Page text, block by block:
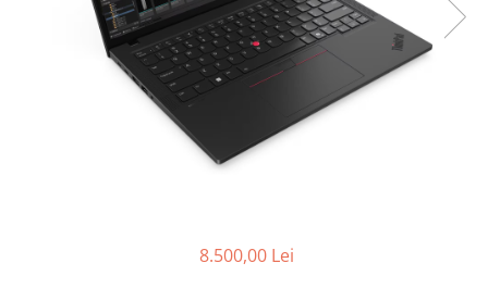
Genti Laptop
Incarcatoare laptop
Incarcatoare laptop refurbished
Standuri și Coolere Laptop
Componente Renew/Refurbished
8.500,00 Lei